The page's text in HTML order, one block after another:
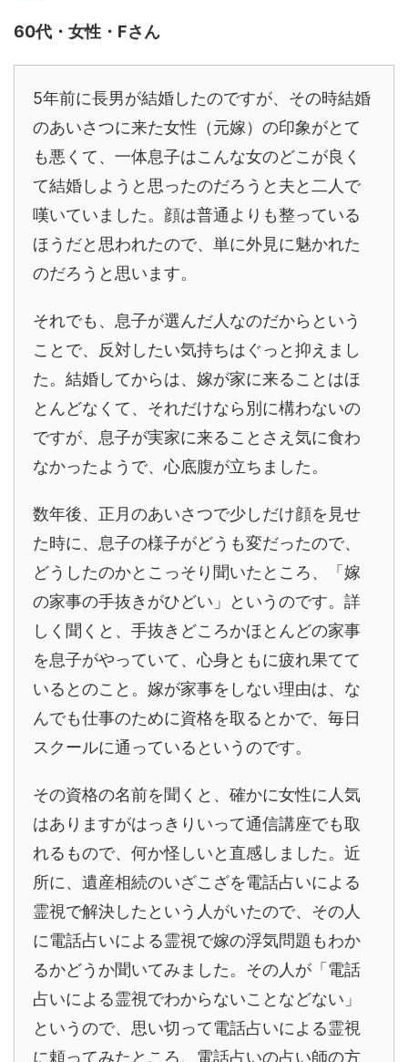
60代・女性・Fさん
5年前に長男が結婚したのですが、その時結婚
のあいさつに来た女性（元嫁）の印象がとて
も悪くて、一体息子はこんな女のどこが良く
て結婚しようと思ったのだろうと夫と二人で
嘆いていました。顔は普通よりも整っている
ほうだと思われたので、単に外見に魅かれた
のだろうと思います。
それでも、息子が選んだ人なのだからという
ことで、反対したい気持ちはぐっと抑えまし
た。結婚してからは、嫁が家に来ることはほ
とんどなくて、それだけなら別に構わないの
ですが、息子が実家に来ることさえ気に食わ
なかったようで、心底腹が立ちました。
数年後、正月のあいさつで少しだけ顔を見せ
た時に、息子の様子がどうも変だったので、
どうしたのかとこっそり聞いたところ、「嫁
の家事の手抜きがひどい」というのです。詳
しく聞くと、手抜きどころかほとんどの家事
を息子がやっていて、心身ともに疲れ果てて
いるとのこと。嫁が家事をしない理由は、な
んでも仕事のために資格を取るとかで、毎日
スクールに通っているというのです。
その資格の名前を聞くと、確かに女性に人気
はありますがはっきりいって通信講座でも取
れるもので、何か怪しいと直感しました。近
所に、遺産相続のいざこざを電話占いによる
霊視で解決したという人がいたので、その人
に電話占いによる霊視で嫁の浮気問題もわか
るかどうか聞いてみました。その人が「電話
占いによる霊視でわからないことなどない」
というので、思い切って電話占いによる霊視
に頼ってみたところ、電話占いの占い師の方